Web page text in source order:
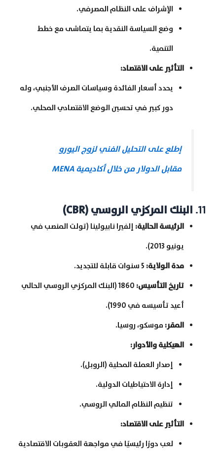
الإشراف على النظام المصرفي.
وضع السياسة النقدية بما يتماشى مع خطط
التنمية.
التأثير على الاقتصاد:
يحدد أسعار الفائدة وسياسات الصرف الأجنبي، وله
دور كبير في تحسين الوضع الاقتصادي المحلي.
إطلع على التحليل الفني لزوج اليورو
مقابل الدولار من خلال أكاديمية MENA
11. البنك المركزي الروسي (CBR)
الرئيسة الحالية: إلفيرا نابيولينا (تولت المنصب في
يونيو 2013).
مدة الولاية:
تاريخ التأسيس:
1860 (البنك المركزي الروسي الحالي
أعيد تأسيسه في 1990).
المقر: موسكو، روسيا.
الهيكلية والأدوار:
إصدار العملة المحلية (الروبل).
إدارة الاحتياطيات الدولية.
تنظيم النظام المالي الروسي.
التأثير على الاقتصاد:
لعب دورًا رئيسيًا في مواجهة العقوبات الاقتصادية